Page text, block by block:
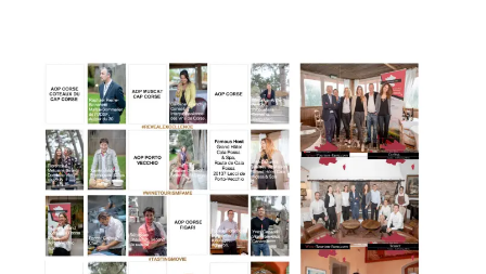
PRESSE
RADIO,
TV,
WEB,
OENOTOURISME,
PARTENAIRES
VIN